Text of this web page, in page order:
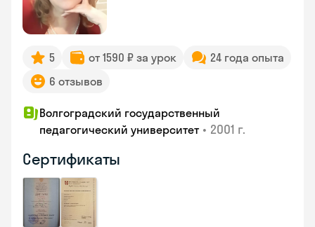
5 от 1590 ₽ за урок
24 года опыта
6 отзывов
Волгоградский государственный
педагогический университет • 2001 г.
Сертификаты